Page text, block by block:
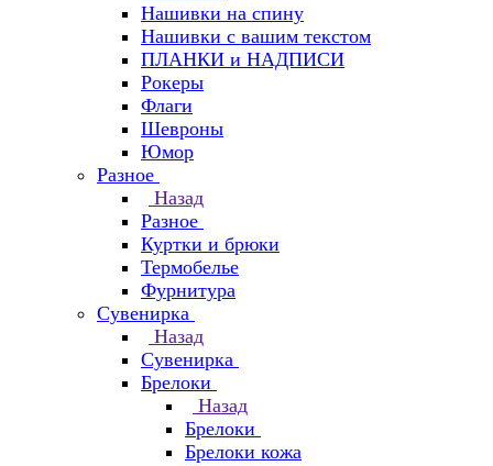
Нашивки на спину
Нашивки с вашим текстом
ПЛАНКИ и НАДПИСИ
Рокеры
Флаги
Шевроны
Юмор
Разное
Назад
Разное
Куртки и брюки
Термобелье
Фурнитура
Сувенирка
Назад
Сувенирка
Брелоки
Назад
Брелоки
Брелоки кожа